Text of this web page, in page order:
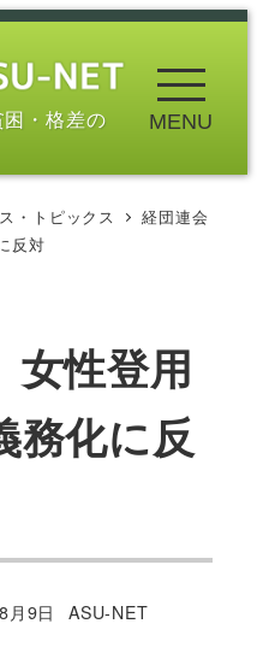
・格差の MENU
・トピックス
経団連会
反対
女性登用
務化に反
月9日
著
ASU-NET